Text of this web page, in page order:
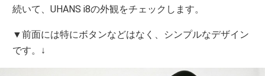
続いて、UHANS i8の外観をチェックします。
▼前面には特にボタンなどはなく、シンプルなデザイン
です。↓